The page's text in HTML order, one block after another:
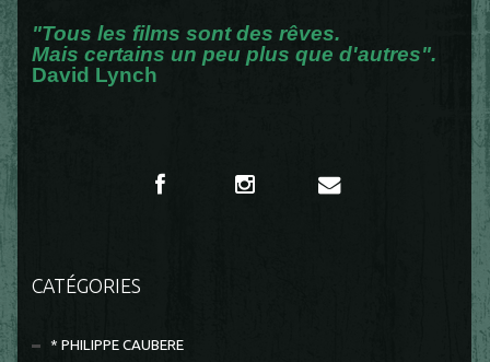
"Tous les films sont des rêves.
Mais certains un peu plus que d'autres".
David Lynch
CATÉGORIES
* PHILIPPE CAUBERE